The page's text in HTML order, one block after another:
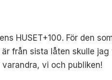
HUSET+100. För den
från sista låten skulle
vi och publiken!